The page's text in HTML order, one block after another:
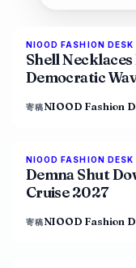
NIOOD FASHION DESK
Shell
Democratic
寄稿NIOOD Fashion
NIOOD FASHION DESK
Demna Shut
Cruise 2027
寄稿NIOOD Fashion